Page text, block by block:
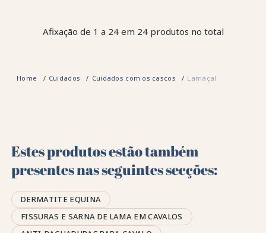
Afixação de 1 a 24 em 24 produtos no total
Home Cuidados Cuidados com os cascos Lamaçal
Estes produtos estão também
presentes nas seguintes secções:
DERMATITE EQUINA
FISSURAS E SARNA DE LAMA EM CAVALOS